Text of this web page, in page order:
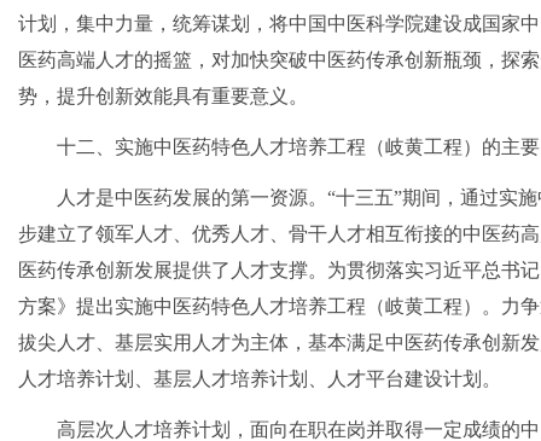
计划，集中力量，统筹谋划，将中国中医科学院建设成国家
医药高端人才的摇篮，对加快突破中医药传承创新瓶颈，探
势，提升创新效能具有重要意义。
十二、实施中医药特色人才培养工程（岐黄工程）的主
人才是中医药发展的第一资源。“十三五”期间，通过实
步建立了领军人才、优秀人才、骨干人才相互衔接的中医药
医药传承创新发展提供了人才支撑。为贯彻落实习近平总书
方案》提出实施中医药特色人才培养工程（岐黄工程）。力
拔尖人才、基层实用人才为主体，基本满足中医药传承创新
人才培养计划、基层人才培养计划、人才平台建设计划。
高层次人才培养计划，面向在职在岗并取得一定成绩的